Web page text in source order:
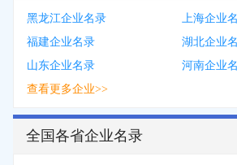
黑龙江企业名录
上海企业
福建企业名录
湖北企业
山东企业名录
河南企业
查看更多企业>>
全国各省企业名录